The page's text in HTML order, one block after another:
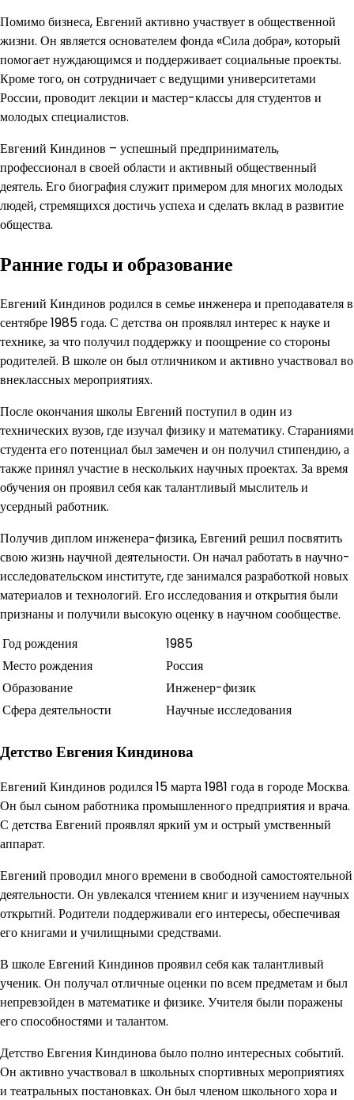
Помимо бизнеса, Евгений активно участвует в общественной
жизни. Он является основателем фонда «Сила добра», который
помогает нуждающимся и поддерживает социальные проекты.
Кроме того, он сотрудничает с ведущими университетами
России, проводит лекции и мастер-классы для студентов и
молодых специалистов.
Евгений Киндинов – успешный предприниматель,
профессионал в своей области и активный общественный
деятель. Его биография служит примером для многих молодых
людей, стремящихся достичь успеха и сделать вклад в развитие
общества.
Ранние годы и образование
Евгений Киндинов родился в семье инженера и преподавателя в
сентябре 1985 года. С детства он проявлял интерес к науке и
технике, за что получил поддержку и поощрение со стороны
родителей. В школе он был отличником и активно участвовал во
внеклассных мероприятиях.
После окончания школы Евгений поступил в один из
технических вузов, где изучал физику и математику. Стараниями
студента его потенциал был замечен и он получил стипендию, а
также принял участие в нескольких научных проектах. За время
обучения он проявил себя как талантливый мыслитель и
усердный работник.
Получив диплом инженера-физика, Евгений решил посвятить
свою жизнь научной деятельности. Он начал работать в научно-
исследовательском институте, где занимался разработкой новых
материалов и технологий. Его исследования и открытия были
признаны и получили высокую оценку в научном сообществе.
Год рождения
1985
Место рождения
Россия
Образование
Инженер-физик
Сфера деятельности
Научные исследования
Детство Евгения Киндинова
Евгений Киндинов родился 15 марта 1981 года в городе Москва.
Он был сыном работника промышленного предприятия и врача.
С детства Евгений проявлял яркий ум и острый умственный
аппарат.
Евгений проводил много времени в свободной самостоятельной
деятельности. Он увлекался чтением книг и изучением научных
открытий. Родители поддерживали его интересы, обеспечивая
его книгами и училищными средствами.
В школе Евгений Киндинов проявил себя как талантливый
ученик. Он получал отличные оценки по всем предметам и был
непревзойден в математике и физике. Учителя были поражены
его способностями и талантом.
Детство Евгения Киндинова было полно интересных событий.
Он активно участвовал в школьных спортивных мероприятиях
и театральных постановках. Он был членом школьного хора и